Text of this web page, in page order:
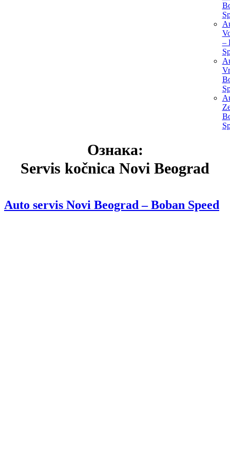
–
Ознака:
Servis kočnica Novi Beograd
Auto servis Novi Beograd – Boban Speed